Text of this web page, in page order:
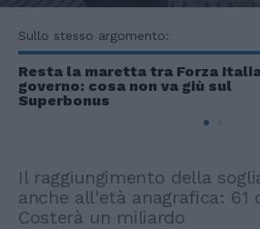
Sullo stesso argomento:
Resta la maretta tra Forza
governo: cosa non va giù sul
Superbonus
Il raggiungimento della
anche all'età anagrafica: 61
Costerà un miliardo